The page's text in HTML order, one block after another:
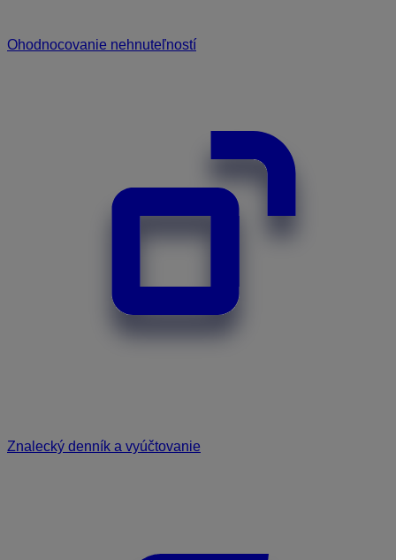
Ohodnocovanie nehnuteľností
Znalecký denník a vyúčtovanie